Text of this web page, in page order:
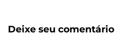
Deixe seu comentário